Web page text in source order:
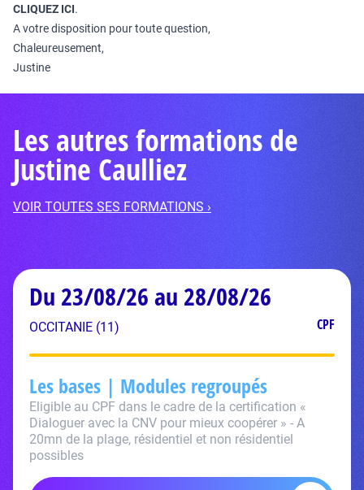
CLIQUEZ ICI.
A votre disposition pour toute question,
Chaleureusement,
Justine
Les autres formations de
Justine Caulliez
VOIR TOUTES SES FORMATIONS ›
Du 23/08/26 au 28/08/26
OCCITANIE (11) CPF
Les bases | Modules regroupés
Eligible au CPF dans le cadre de la certification «
Dialoguer avec la CNV pour mieux coopérer » - A
20mn de la plage, résidentiel et non résidentiel
possibles